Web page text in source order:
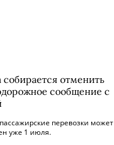
собирается отменить
сообщение с
перевозки может
уже 1 июля.